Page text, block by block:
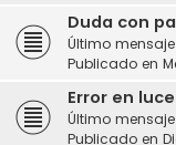
Duda con
Último
Publicado en
Error en
Último
Publicado en